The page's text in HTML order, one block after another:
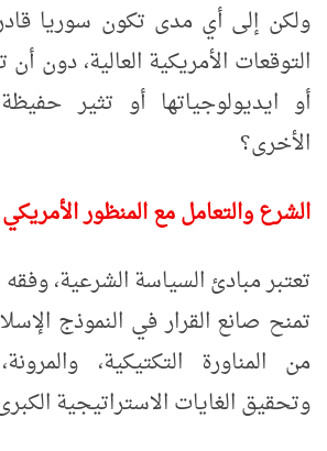
ولكن إلى أي مدى تكون سوريا
التوقعات الأمريكية العالية، دون
أو ايديولوجياتها أو تثير حفيظة
الأخرى؟
الشرع والتعامل مع المنظور الأمريكي
تعتبر مبادئ السياسة الشرعية، وفقه
تمنح صانع القرار في النموذج
من المناورة التكتيكية،
وتحقيق الغايات الاستراتيجية